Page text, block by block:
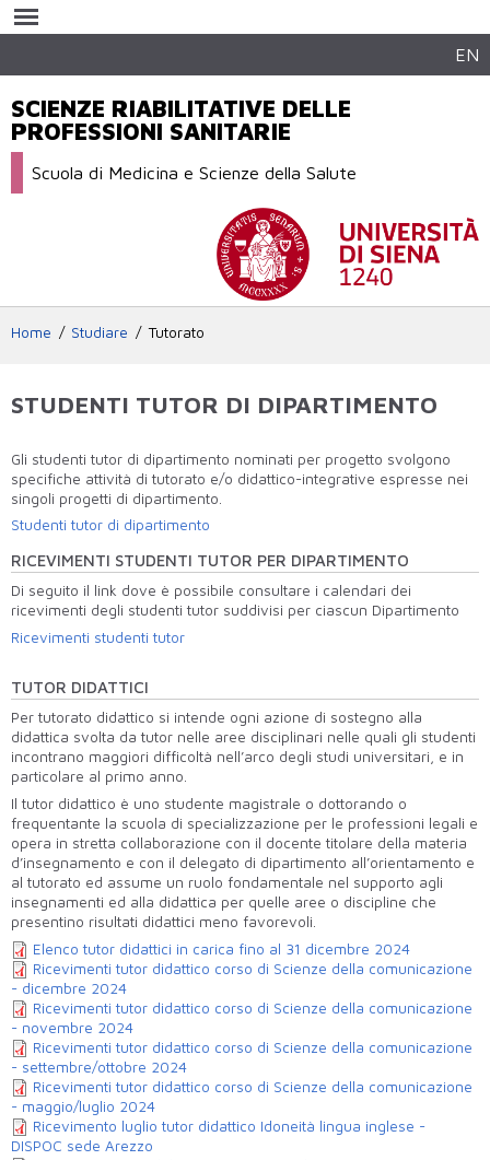
contenuto
EN
SCIENZE RIABILITATIVE DELLE
PROFESSIONI SANITARIE
Scuola di Medicina e Scienze della Salute
Home Studiare Tutorato
STUDENTI TUTOR DI DIPARTIMENTO
Gli studenti tutor di dipartimento nominati per progetto svolgono
specifiche attività di tutorato e/o didattico-integrative espresse nei
singoli progetti di dipartimento.
Studenti tutor di dipartimento
RICEVIMENTI STUDENTI TUTOR PER DIPARTIMENTO
Di seguito il link dove è possibile consultare i calendari dei
ricevimenti degli studenti tutor suddivisi per ciascun Dipartimento
Ricevimenti studenti tutor
TUTOR DIDATTICI
Per tutorato didattico si intende ogni azione di sostegno alla
didattica svolta da tutor nelle aree disciplinari nelle quali gli studenti
incontrano maggiori difficoltà nell’arco degli studi universitari, e in
particolare al primo anno.
Il tutor didattico è uno studente magistrale o dottorando o
frequentante la scuola di specializzazione per le professioni legali e
opera in stretta collaborazione con il docente titolare della materia
d’insegnamento e con il delegato di dipartimento all’orientamento e
al tutorato ed assume un ruolo fondamentale nel supporto agli
insegnamenti ed alla didattica per quelle aree o discipline che
presentino risultati didattici meno favorevoli.
Elenco tutor didattici in carica fino al 31 dicembre 2024
Ricevimenti tutor didattico corso di Scienze della comunicazione
- dicembre 2024
Ricevimenti tutor didattico corso di Scienze della comunicazione
- novembre 2024
Ricevimenti tutor didattico corso di Scienze della comunicazione
- settembre/ottobre 2024
Ricevimenti tutor didattico corso di Scienze della comunicazione
- maggio/luglio 2024
Ricevimento luglio tutor didattico Idoneità lingua inglese -
DISPOC sede Arezzo